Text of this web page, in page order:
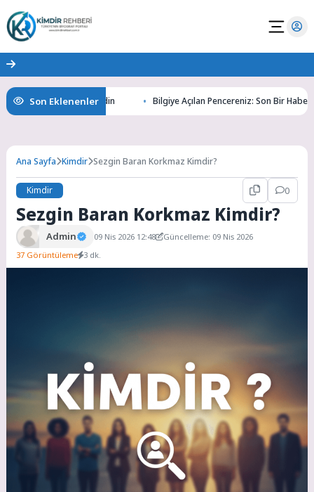
Son Eklenenler
Gizemlerini Keşfedin Bilgiye Açılan Pencereniz: Son Bir Haber ile
Ana Sayfa Kimdir Sezgin Baran Korkmaz Kimdir?
Kimdir 0
Sezgin Baran Korkmaz Kimdir?
Admin 09 Nis 2026 12:48
Güncelleme: 09 Nis 2026
37 Görüntüleme 3 dk.